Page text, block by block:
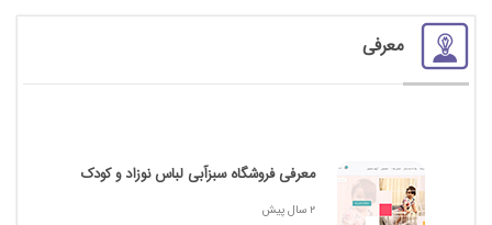
معرفی
معرفی فروشگاه سبزآبی لباس نوزاد و کودک
2 سال پیش